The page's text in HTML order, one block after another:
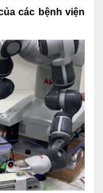
các bệnh viện